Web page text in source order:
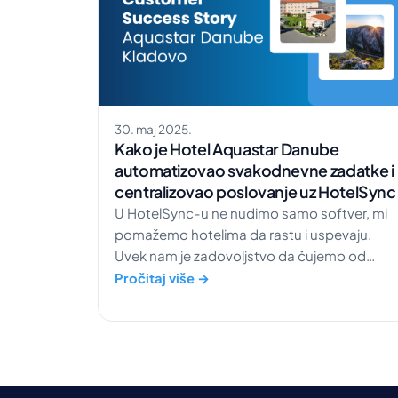
30. maj 2025.
Kako je Hotel Aquastar Danube
automatizovao svakodnevne zadatke i
centralizovao poslovanje uz HotelSync
U HotelSync-u ne nudimo samo softver, mi
pomažemo hotelima da rastu i uspevaju.
Uvek nam je zadovoljstvo da čujemo od
naših klijenata kako koriste naše alate da bi
bolju uslugu gostima. Jedna sjajna priča o
Pročitaj više →